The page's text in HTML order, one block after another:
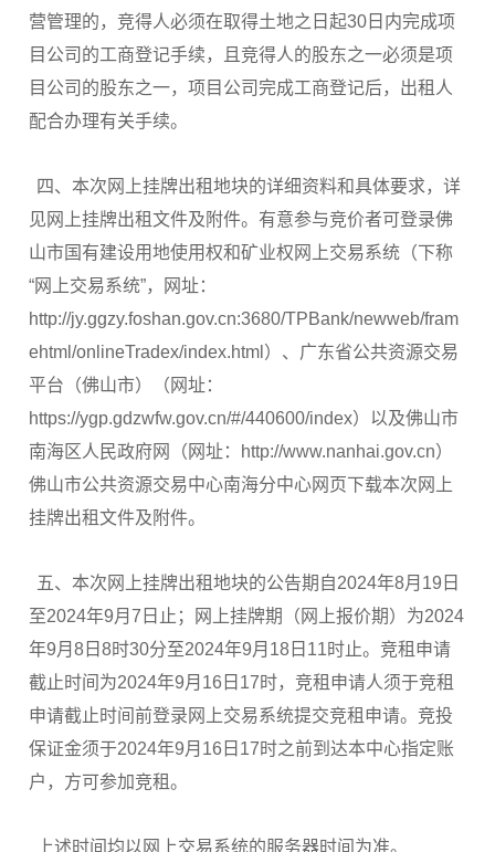
营管理的，竞得人必须在取得土地之日起30日内完成项
目公司的工商登记手续，且竞得人的股东之一必须是项
目公司的股东之一，项目公司完成工商登记后，出租人
配合办理有关手续。
四、本次网上挂牌出租地块的详细资料和具体要求，详
见网上挂牌出租文件及附件。有意参与竞价者可登录佛
山市国有建设用地使用权和矿业权网上交易系统（下称
“网上交易系统”，网址：
http://jy.ggzy.foshan.gov.cn:3680/TPBank/newweb/fram
ehtml/onlineTradex/index.html）、广东省公共资源交易
平台（佛山市）（网址：
https://ygp.gdzwfw.gov.cn/#/440600/index）以及佛山市
南海区人民政府网（网址：http://www.nanhai.gov.cn）
佛山市公共资源交易中心南海分中心网页下载本次网上
挂牌出租文件及附件。
五、本次网上挂牌出租地块的公告期自2024年8月19日
至2024年9月7日止；网上挂牌期（网上报价期）为2024
年9月8日8时30分至2024年9月18日11时止。竞租申请
截止时间为2024年9月16日17时，竞租申请人须于竞租
申请截止时间前登录网上交易系统提交竞租申请。竞投
保证金须于2024年9月16日17时之前到达本中心指定账
户，方可参加竞租。
上述时间均以网上交易系统的服务器时间为准。